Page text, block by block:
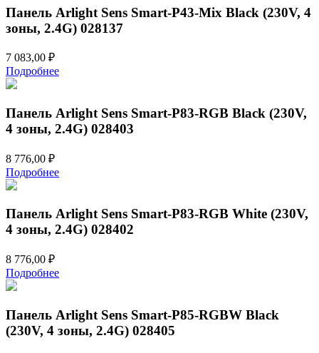
899,00 ₽.
Панель Arlight Sens Smart-P43-Mix Black (230V, 4
зоны, 2.4G) 028137
7 083,00 ₽
Подробнее
Панель Arlight Sens Smart-P83-RGB Black (230V,
4 зоны, 2.4G) 028403
8 776,00 ₽
Подробнее
Панель Arlight Sens Smart-P83-RGB White (230V,
4 зоны, 2.4G) 028402
8 776,00 ₽
Подробнее
Панель Arlight Sens Smart-P85-RGBW Black
(230V, 4 зоны, 2.4G) 028405